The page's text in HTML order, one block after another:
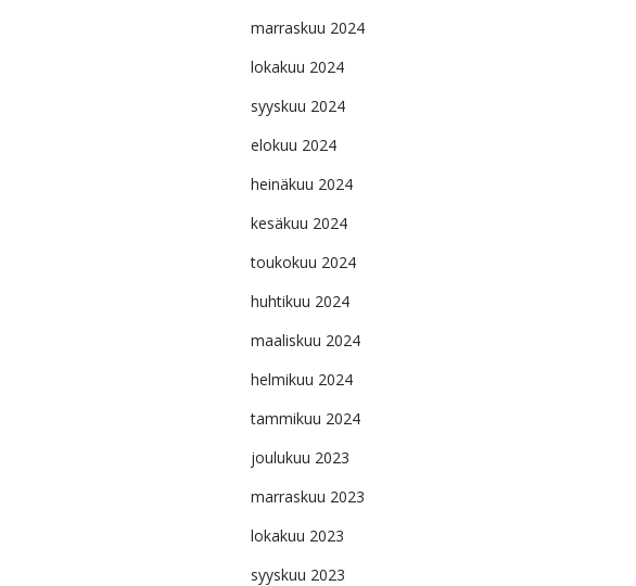
marraskuu 2024
lokakuu 2024
syyskuu 2024
elokuu 2024
heinäkuu 2024
kesäkuu 2024
toukokuu 2024
huhtikuu 2024
maaliskuu 2024
helmikuu 2024
tammikuu 2024
joulukuu 2023
marraskuu 2023
lokakuu 2023
syyskuu 2023